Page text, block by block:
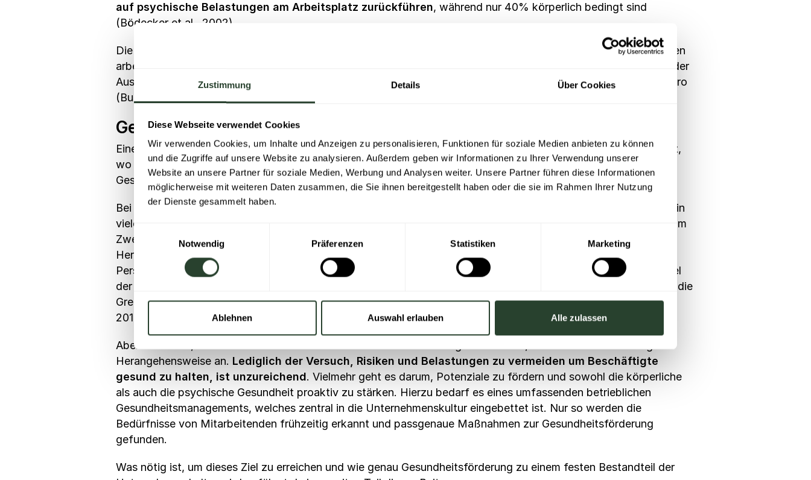
Zustimmung Details Über Cookies
Diese Webseite verwendet Cookies
Wir verwenden Cookies, um Inhalte und Anzeigen zu personalisieren, Funktionen für soziale Medien anbieten zu können
und die Zugriffe auf unsere Website zu analysieren. Außerdem geben wir Informationen zu Ihrer Verwendung unserer
Website an unsere Partner für soziale Medien, Werbung und Analysen weiter. Unsere Partner führen diese Informationen
möglicherweise mit weiteren Daten zusammen, die Sie ihnen bereitgestellt haben oder die sie im Rahmen Ihrer Nutzung
der Dienste gesammelt haben.
Einwilligungsauswahl
Notwendig
Präferenzen Statistiken Marketing
Ablehnen Auswahl erlauben Alle zulassen
auf psychische Belastungen am Arbeitsplatz zurückführen, während nur 40% körperlich bedingt sind
(Bödecker et al., 2002).
Die Folgen dieser Entwicklung sind weitreichend und kaum kalkulierbar. Allein durch Produktivitätsverluste kosten
arbeitsunfähige Mitarbeitende die Weltwirtschaft jährlich rund eine Billion Euro (WHO). In Deutschland beträgt der
Ausfall an Bruttowertschöpfung aufgrund von Arbeitsunfähigkeit wegen Überarbeitung inzwischen 136 Mrd. Euro
(Bundesanstalt für Arbeitsschutz und Arbeitsmedizin).
Gefahrenquelle Mitarbeiterführung
Einen oft übersehenen aber bedeutsamen Einfluss auf diesen Trend spielt derFührungsstil in Unternehmen. Dort,
wo Teammitglieder mehr als “Arbeitskraft” und weniger als “Mitarbeitende” gesehen werden, findet die mentale
Gesundheit der einzelnen Beschäftigen nicht genügend Beachtung.
Bei einem solchen Führungsstil steht in der Regel das Streben nach wirtschaftlichem Erfolg im Mittelpunkt, was in
vielen Fällen die Potenziale und Motivation von Mitarbeitenden schmälert. Arbeitnehmende werden als Mittel zum
Zweck gesehen und von einer positiven Teamkultur ist man weit entfernt. Langfristig kann diese
Herangehensweise die mentale Gesundheit beeinträchtigen, die Arbeitsqualität herabsetzen und eine erhöhte
Personalfluktuation zur Folge haben. So führt der Leistungsdruck Untersuchungen zufolge dazu, dass ein Viertel
der Beschäftigten in einem Tempo arbeiten, welches sie nicht dauerhaft halten können, während 18% von ihnen die
Grenze ihrer Leistungsfähigkeit erreichen und jede*r Achte krank im Unternehmen erscheint (Chevalier/Kaluza,
2015).
Aber auch dort, wo auf die mentale Gesundheit der Mitarbeitenden geachtet wird, kommt es auf die richtige
Herangehensweise an. Lediglich der Versuch, Risiken und Belastungen zu vermeiden um Beschäftigte
gesund zu halten, ist unzureichend. Vielmehr geht es darum, Potenziale zu fördern und sowohl die körperliche
als auch die psychische Gesundheit proaktiv zu stärken. Hierzu bedarf es eines umfassenden betrieblichen
Gesundheitsmanagements, welches zentral in die Unternehmenskultur eingebettet ist. Nur so werden die
Bedürfnisse von Mitarbeitenden frühzeitig erkannt und passgenaue Maßnahmen zur Gesundheitsförderung
gefunden.
Was nötig ist, um dieses Ziel zu erreichen und wie genau Gesundheitsförderung zu einem festen Bestandteil der